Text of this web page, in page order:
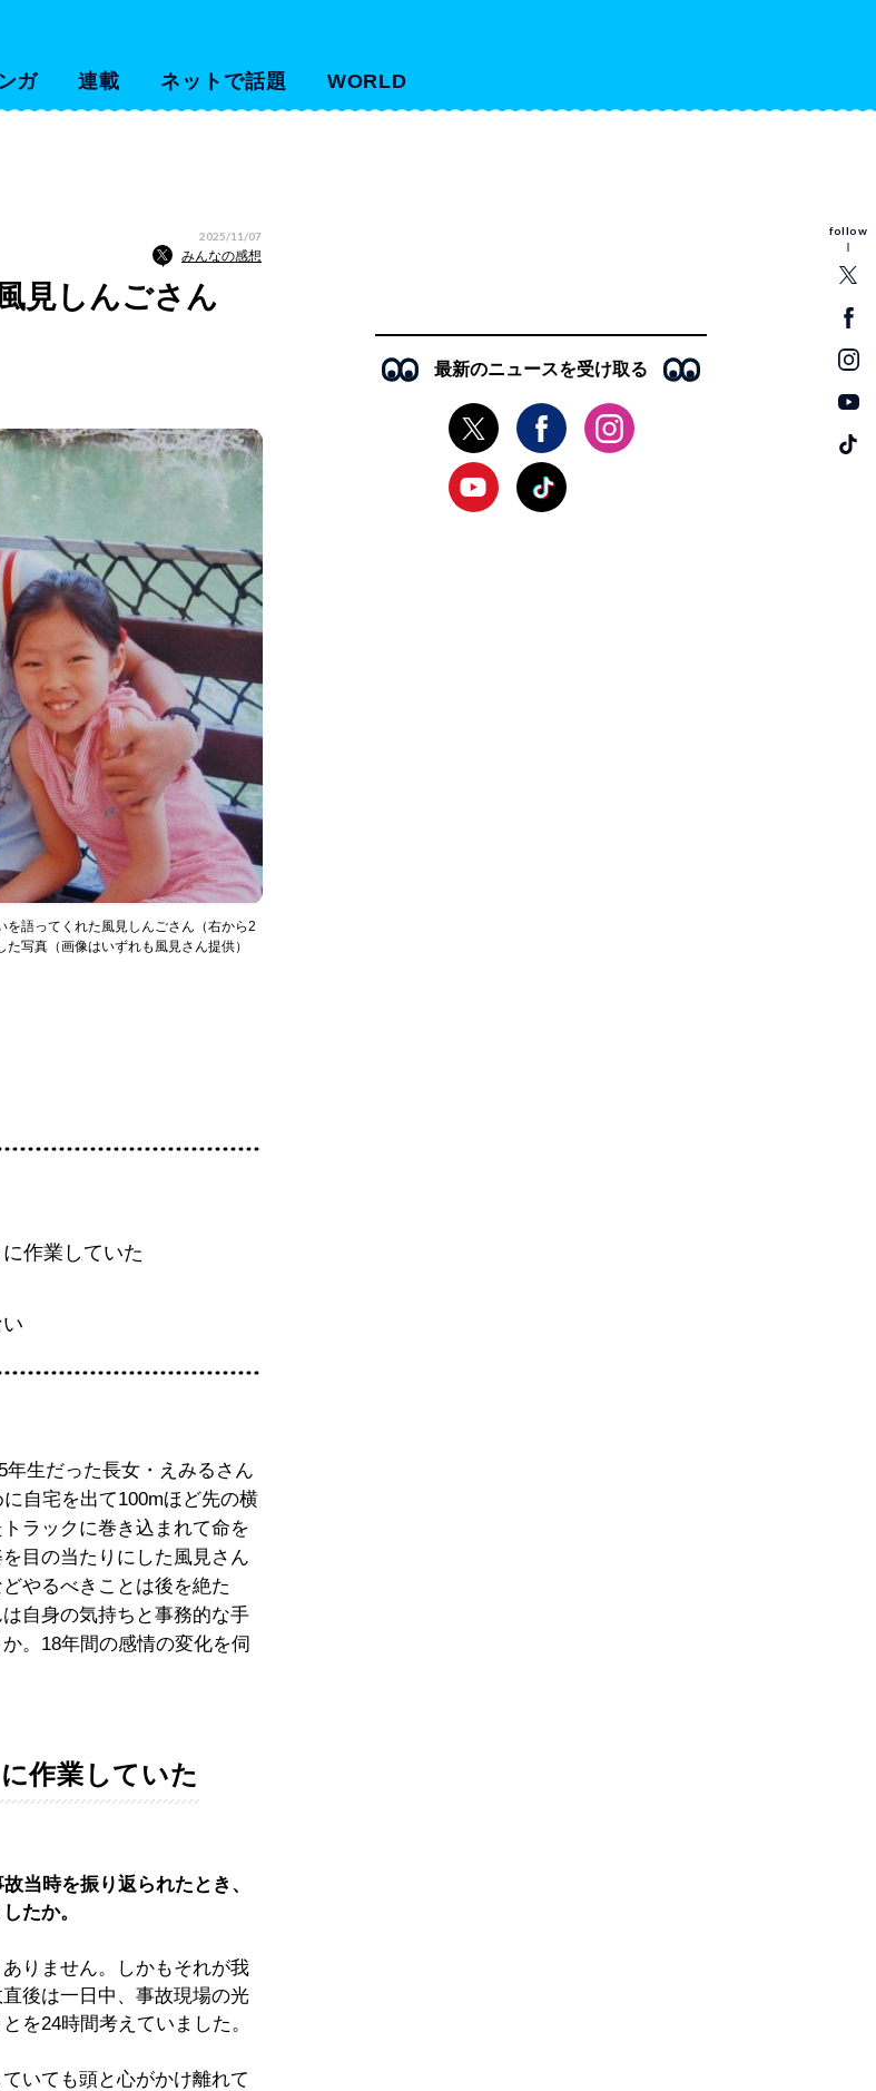
ガ 連載 ネットで話題 WORLD
follow
2025/11/07
みんなの感想
見しんごさん
語ってくれた風見しんごさん（右から2
写真（画像はいずれも風見さん提供）
作業していた
年生だった長女・えみるさん
自宅を出て100mほど先の横
ラックに巻き込まれて命を
目の当たりにした風見さん
やるべきことは後を絶た
自身の気持ちと事務的な手
。18年間の感情の変化を伺
作業していた
当時を振り返られたとき、
たか。
りません。しかもそれが我
後は一日中、事故現場の光
を24時間考えていました。
いても頭と心がかけ離れて
最新のニュースを受け取る